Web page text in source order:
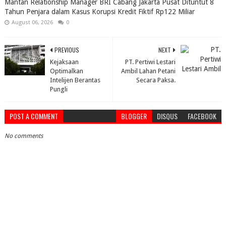
Mantan Relationship Manager BRI Cabang Jakarta Pusat Dituntut 8
Tahun Penjara dalam Kasus Korupsi Kredit Fiktif Rp122 Miliar
August 06, 2026 0
NEXT
PT. Pertiwi Lestari
Ambil Lahan Petani
Secara Paksa.
PREVIOUS
Kejaksaan
Optimalkan
Intelijen Berantas
Pungli
POST A COMMENT BLOGGER DISQUS FACEBOOK
No comments